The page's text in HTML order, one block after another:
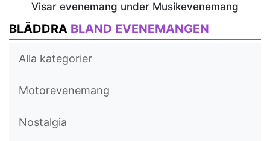
Visar evenemang under Musikevenemang
BLÄDDRA BLAND EVENEMANGEN
Alla kategorier
Motorevenemang
Nostalgia